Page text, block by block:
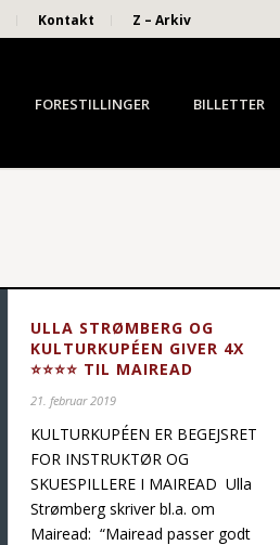
Kontakt Z – Arkiv
FORESTILLINGER BILLETTER
ULLA STRØMBERG OG
KULTURKUPÉEN GIVER 4X
⭐⭐⭐⭐ TIL MAIREAD
21. februar 2019
KULTURKUPÉEN ER BEGEJSRET
FOR INSTRUKTØR OG
SKUESPILLERE I MAIREAD Ulla
Strømberg skriver bl.a. om
Mairead: “Mairead passer godt